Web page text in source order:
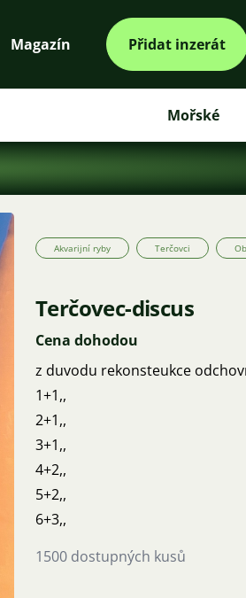
Magazín Přidat inzerát
Mořské
Akvarijní ryby Terčovci
Terčovec-discus
Cena dohodou
z duvodu rekonsteukce
1+1,,
2+1,,
3+1,,
4+2,,
5+2,,
6+3,,
1500 dostupných kusů